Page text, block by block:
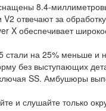
8.4-
отвечают за
X обеспечивает
стали на 25% меньше и
без выступающих
SS. Амбушюры
и слушайте только